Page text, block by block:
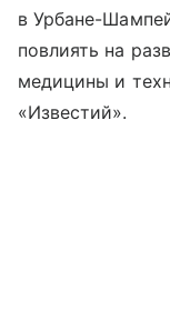
в Урбане-
повлиять на
медицины и
«Известий».